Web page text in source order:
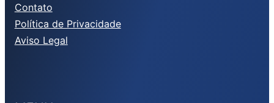
Contato
Política de Privacidade
Aviso Legal